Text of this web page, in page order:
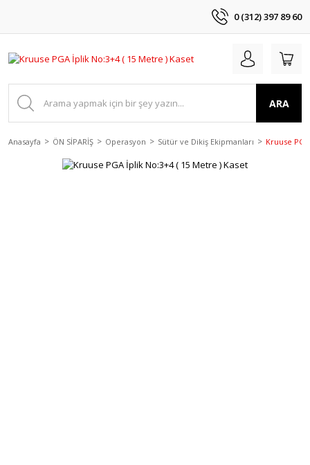
0 (312) 397 89 60
ARA
Anasayfa ÖN SİPARİŞ Operasyon Sütür ve Dikiş Ekipmanları Kruuse